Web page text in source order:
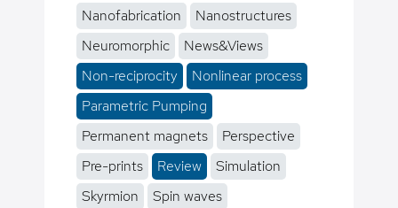
Nanofabrication
Nanostructures
Neuromorphic
News&Views
Non-reciprocity
Nonlinear process
Parametric Pumping
Permanent magnets
Perspective
Pre-prints
Review
Simulation
Skyrmion
Spin waves